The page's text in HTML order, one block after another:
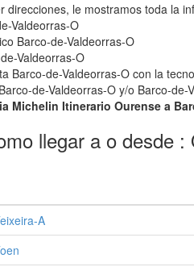
direcciones, le mostramos toda la
Valdeorras-O
Barco-de-Valdeorras-O
Valdeorras-O
Barco-de-Valdeorras-O con la
de-Valdeorras-O y/o Barco-
Michelin Itinerario Ourense a
llegar a o desde
A